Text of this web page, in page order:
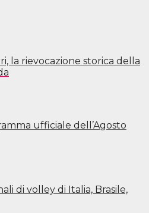
la rievocazione storica della
ufficiale dell’Agosto
di volley di Italia, Brasile,